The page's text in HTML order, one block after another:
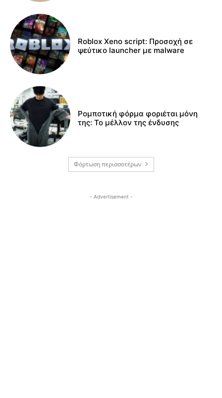
Roblox Xeno script: Προσοχή σε
ψεύτικο launcher με malware
Ρομποτική φόρμα φοριέται μόνη
της: Το μέλλον της ένδυσης
Φόρτωση περισσοτέρων
- Advertisement -